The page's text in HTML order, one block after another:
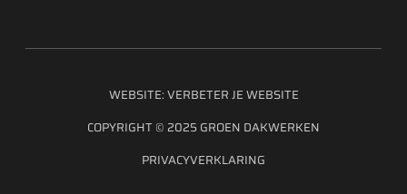
COPYRIGHT © 2025 GROEN DAKWERKEN
PRIVACYVERKLARING
WEBSITE:VERBETER JE WEBSITE